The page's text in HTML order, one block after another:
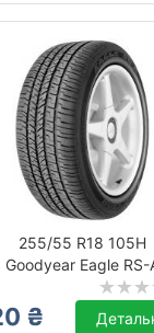
255/55 R18 105H
Goodyear Eagle RS-
₴